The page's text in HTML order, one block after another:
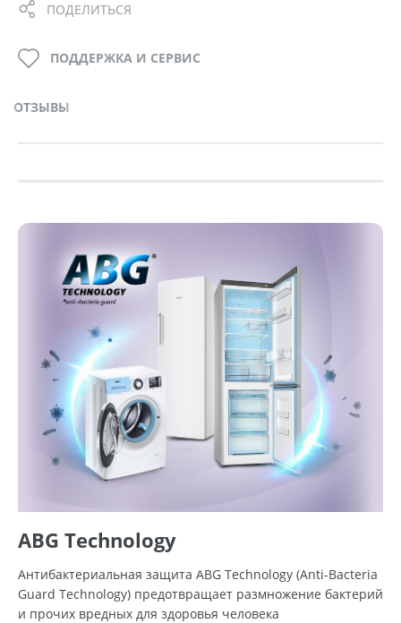
ПОДЕЛИТЬСЯ
ОТЗЫВЫ
ПОДДЕРЖКА И СЕРВИС
ABG Technology
Антибактериальная защита ABG Technology (Anti-Bacteria
Guard Technology) предотвращает размножение бактерий
и прочих вредных для здоровья человека